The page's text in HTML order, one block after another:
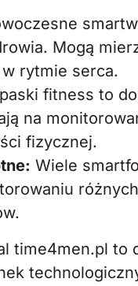
Mogą
rytmie serca.
fitness to
na
fizycznej.
Wiele
time4men.pl to